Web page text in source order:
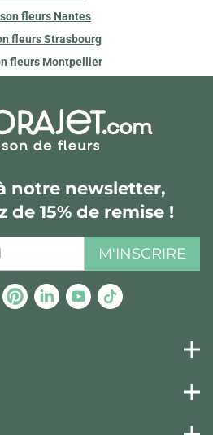
fleurs Nantes
fleurs Strasbourg
fleurs Montpellier
notre newsletter,
de 15% de remise !
M'INSCRIRE